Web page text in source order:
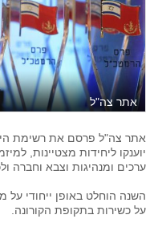
אתר צה"ל
יוענקו ליחידות מצטיינות,
ערכים ומנהיגות וצבא וחברה
השנה הוחלט באופן ייחודי על
על כשירות בתקופת הקורונה.